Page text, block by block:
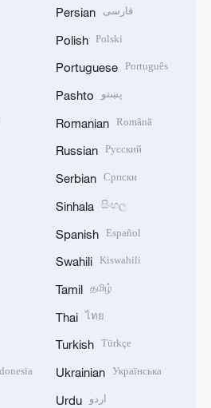
Persian فارسی
Polish Polski
Portuguese Português
Pashto پښتو
Romanian Română
Russian Русский
Serbian Српски
Sinhala සිංහල
Spanish Español
Swahili Kiswahili
Tamil தமிழ்
Thai ไทย
Turkish Türkçe
Ukrainian Українська
Urdu اردو